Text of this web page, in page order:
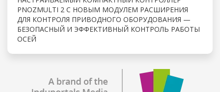
PNOZMULTI 2 С НОВЫМ МОДУЛЕМ РАСШИРЕНИЯ
ДЛЯ КОНТРОЛЯ ПРИВОДНОГО ОБОРУДОВАНИЯ —
БЕЗОПАСНЫЙ И ЭФФЕКТИВНЫЙ КОНТРОЛЬ РАБОТЫ
ОСЕЙ